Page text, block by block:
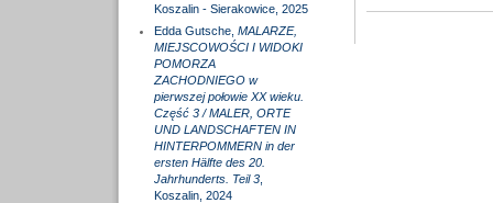
Koszalin - Sierakowice, 2025
Edda Gutsche, MALARZE,
MIEJSCOWOŚCI I WIDOKI
POMORZA
ZACHODNIEGO w
pierwszej połowie XX wieku.
Część 3 / MALER, ORTE
UND LANDSCHAFTEN IN
HINTERPOMMERN in der
ersten Hälfte des 20.
Jahrhunderts. Teil 3,
Koszalin, 2024